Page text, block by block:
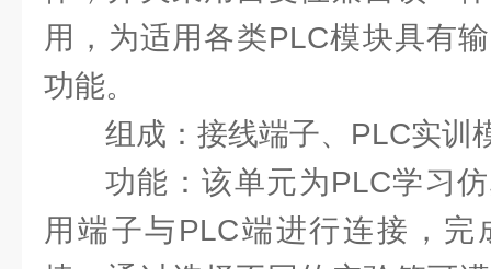
用，为适用各类PLC模块具有
功能。
组成：接线端子、PLC实训
功能：该单元为PLC学习
用端子与PLC端进行连接，